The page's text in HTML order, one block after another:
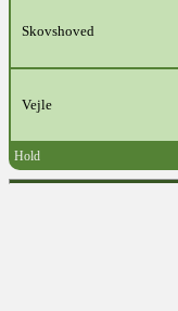
Skovshoved
Vejle
Hold